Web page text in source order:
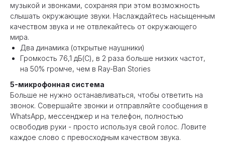
музыкой и звонками, сохраняя при этом возможность
слышать окружающие звуки. Наслаждайтесь насыщенным
качеством звука и не отвлекайтесь от окружающего
мира.
Два динамика (открытые наушники)
Громкость 76,1 дБ(C), в 2 раза больше низких частот,
на 50% громче, чем в Ray-Ban Stories
5-микрофонная система
Больше не нужно останавливаться, чтобы ответить на
звонок. Совершайте звонки и отправляйте сообщения в
WhatsApp, мессенджер и на телефон, полностью
освободив руки - просто используя свой голос. Ловите
каждое слово с превосходным качеством звука.